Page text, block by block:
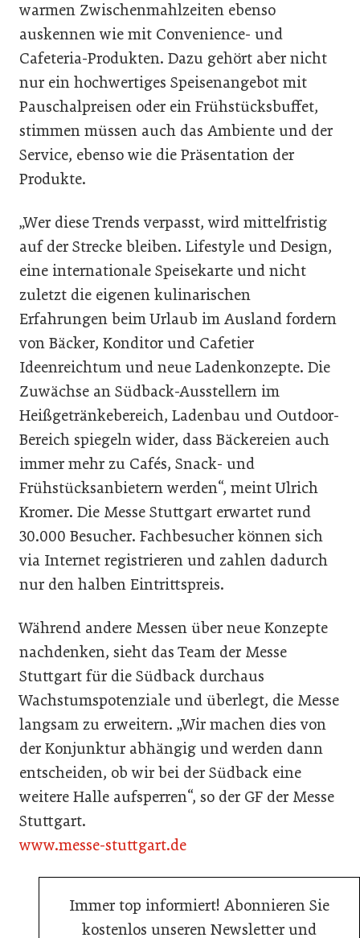
warmen Zwischenmahlzeiten ebenso
auskennen wie mit Convenience- und
Cafeteria-Produkten. Dazu gehört aber nicht
nur ein hochwertiges Speisenangebot mit
Pauschalpreisen oder ein Frühstücksbuffet,
stimmen müssen auch das Ambiente und der
Service, ebenso wie die Präsentation der
Produkte.
„Wer diese Trends verpasst, wird mittelfristig
auf der Strecke bleiben. Lifestyle und Design,
eine internationale Speisekarte und nicht
zuletzt die eigenen kulinarischen
Erfahrungen beim Urlaub im Ausland fordern
von Bäcker, Konditor und Cafetier
Ideenreichtum und neue Ladenkonzepte. Die
Zuwächse an Südback-Ausstellern im
Heißgetränkebereich, Ladenbau und Outdoor-
Bereich spiegeln wider, dass Bäckereien auch
immer mehr zu Cafés, Snack- und
Frühstücksanbietern werden“, meint Ulrich
Kromer. Die Messe Stuttgart erwartet rund
30.000 Besucher. Fachbesucher können sich
via Internet registrieren und zahlen dadurch
nur den halben Eintrittspreis.
Während andere Messen über neue Konzepte
nachdenken, sieht das Team der Messe
Stuttgart für die Südback durchaus
Wachstumspotenziale und überlegt, die Messe
langsam zu erweitern. „Wir machen dies von
der Konjunktur abhängig und werden dann
entscheiden, ob wir bei der Südback eine
weitere Halle aufsperren“, so der GF der Messe
Stuttgart.
www.messe-stuttgart.de
Immer top informiert! Abonnieren Sie
kostenlos unseren Newsletter und